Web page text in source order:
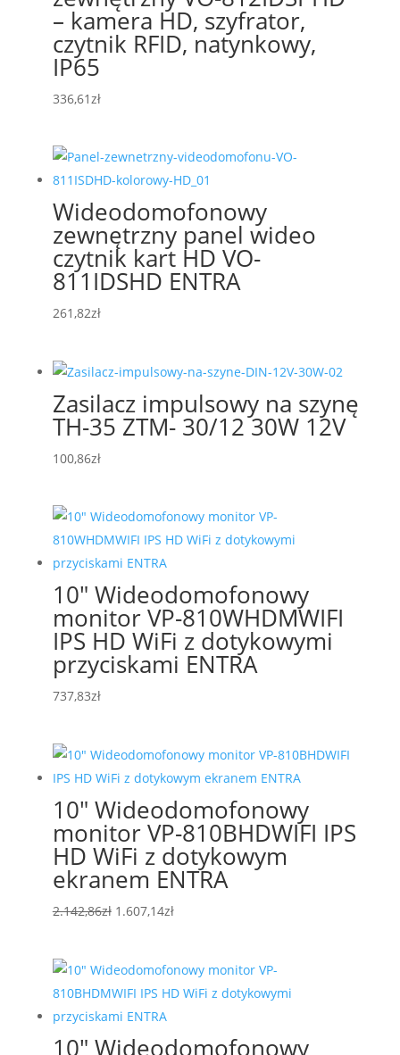
– kamera HD, szyfrator,
czytnik RFID, natynkowy,
IP65
336,61zł
Wideodomofonowy
zewnętrzny panel wideo
czytnik kart HD VO-
811IDSHD ENTRA
261,82zł
Zasilacz impulsowy na szynę
TH-35 ZTM- 30/12 30W 12V
100,86zł
10″ Wideodomofonowy
monitor VP-810WHDMWIFI
IPS HD WiFi z dotykowymi
przyciskami ENTRA
737,83zł
10″ Wideodomofonowy
monitor VP-810BHDWIFI IPS
HD WiFi z dotykowym
ekranem ENTRA
2.142,86zł Pierwotna
2.142,86zł.
1.607,14złAktualna
1.607,14zł.
10″ Wideodomofonowy